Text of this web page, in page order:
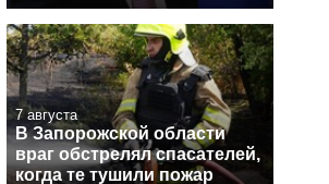
7 августа
В Запорожской области
враг обстрелял спасателей,
когда те тушили пожар